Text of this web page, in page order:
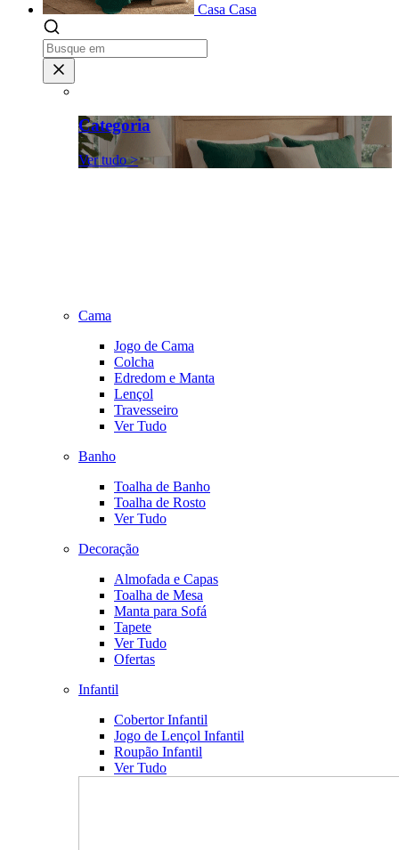
Casa Casa
Categoria
Ver tudo >
Cama
Jogo de Cama
Colcha
Edredom e Manta
Lençol
Travesseiro
Ver Tudo
Banho
Toalha de Banho
Toalha de Rosto
Ver Tudo
Decoração
Almofada e Capas
Toalha de Mesa
Manta para Sofá
Tapete
Ver Tudo
Ofertas
Infantil
Cobertor Infantil
Jogo de Lençol Infantil
Roupão Infantil
Ver Tudo